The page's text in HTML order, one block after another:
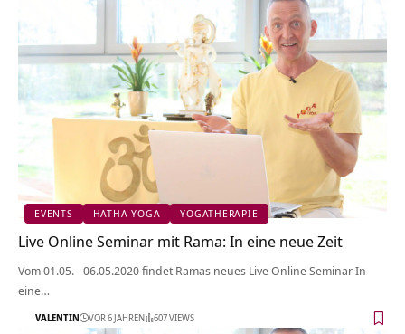
EVENTS HATHA YOGA YOGATHERAPIE
Live Online Seminar mit Rama: In eine neue Zeit
Vom 01.05. - 06.05.2020 findet Ramas neues Live Online Seminar In
eine…
VALENTIN VOR 6 JAHREN 607 VIEWS